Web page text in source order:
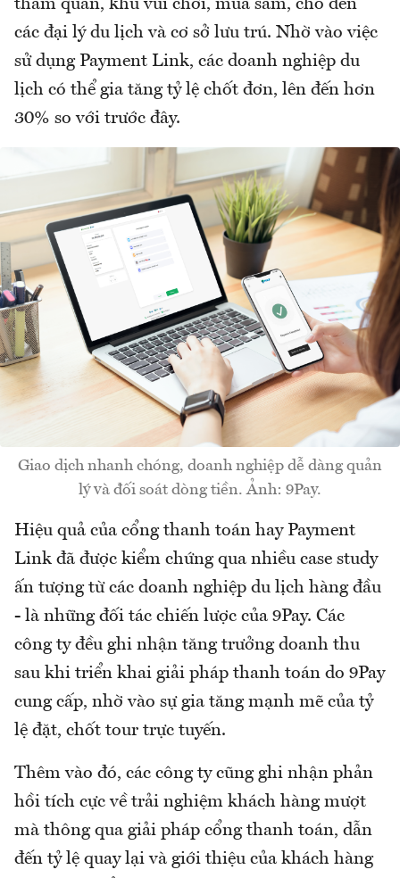
tham quan, khu vui chơi, mua sắm, cho đến
các đại lý du lịch và cơ sở lưu trú. Nhờ vào việc
sử dụng Payment Link, các doanh nghiệp du
lịch có thể gia tăng tỷ lệ chốt đơn, lên đến hơn
30% so với trước đây.
Giao dịch nhanh chóng, doanh nghiệp dễ dàng quản
lý và đối soát dòng tiền. Ảnh: 9Pay.
Hiệu quả của cổng thanh toán hay Payment
Link đã được kiểm chứng qua nhiều case study
ấn tượng từ các doanh nghiệp du lịch hàng đầu
- là những đối tác chiến lược của 9Pay. Các
công ty đều ghi nhận tăng trưởng doanh thu
sau khi triển khai giải pháp thanh toán do 9Pay
cung cấp, nhờ vào sự gia tăng mạnh mẽ của tỷ
lệ đặt, chốt tour trực tuyến.
Thêm vào đó, các công ty cũng ghi nhận phản
hồi tích cực về trải nghiệm khách hàng mượt
mà thông qua giải pháp cổng thanh toán, dẫn
đến tỷ lệ quay lại và giới thiệu của khách hàng